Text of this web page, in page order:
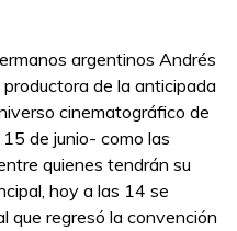
argentinos Andrés
de la anticipada
cinematográfico de
de junio- como las
quienes tendrán su
hoy a las 14 se
que regresó la convención